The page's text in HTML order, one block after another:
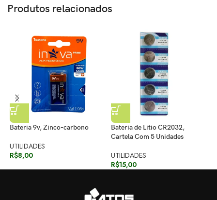
Produtos relacionados
Bateria 9v, Zinco-carbono
UTILIDADES
R$8,00
Bateria de Litio CR2032,
Cartela Com 5 Unidades
UTILIDADES
R$15,00